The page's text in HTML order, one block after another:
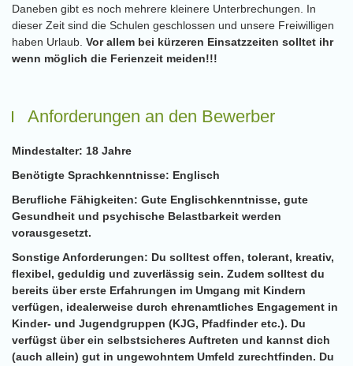
Daneben gibt es noch mehrere kleinere Unterbrechungen. In
dieser Zeit sind die Schulen geschlossen und unsere Freiwilligen
haben Urlaub. Vor allem bei kürzeren Einsatzzeiten solltet ihr
wenn möglich die Ferienzeit meiden!!!
Anforderungen an den Bewerber
Mindestalter: 18 Jahre
Benötigte Sprachkenntnisse: Englisch
Berufliche Fähigkeiten: Gute Englischkenntnisse, gute
Gesundheit und psychische Belastbarkeit werden
vorausgesetzt.
Sonstige Anforderungen: Du solltest offen, tolerant, kreativ,
flexibel, geduldig und zuverlässig sein. Zudem solltest du
bereits über erste Erfahrungen im Umgang mit Kindern
verfügen, idealerweise durch ehrenamtliches Engagement in
Kinder- und Jugendgruppen (KJG, Pfadfinder etc.). Du
verfügst über ein selbstsicheres Auftreten und kannst dich
(auch allein) gut in ungewohntem Umfeld zurechtfinden. Du